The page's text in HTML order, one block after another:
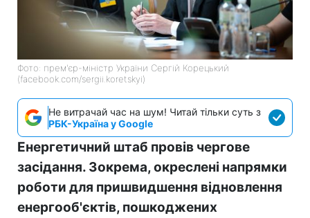
Фото: прем'єр-міністр України Сергій Корецький
(facebook.com/sergii.koretskyi)
Не витрачай час на шум! Читай тільки суть з
РБК-Україна у Google
Енергетичний штаб провів чергове
засідання. Зокрема, окреслені напрямки
роботи для пришвидшення відновлення
енергооб'єктів, пошкоджених